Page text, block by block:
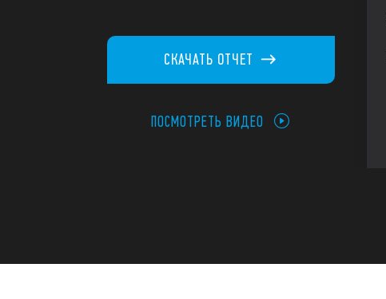
СКАЧАТЬ ОТЧЕТ
ПОСМОТРЕТЬ ВИДЕО
8 выходов по 6 А для версии EMR